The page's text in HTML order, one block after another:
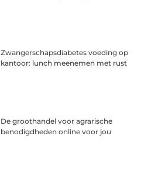
Zwangerschapsdiabetes voeding op
kantoor: lunch meenemen met rust
De groothandel voor agrarische
benodigdheden online voor jou